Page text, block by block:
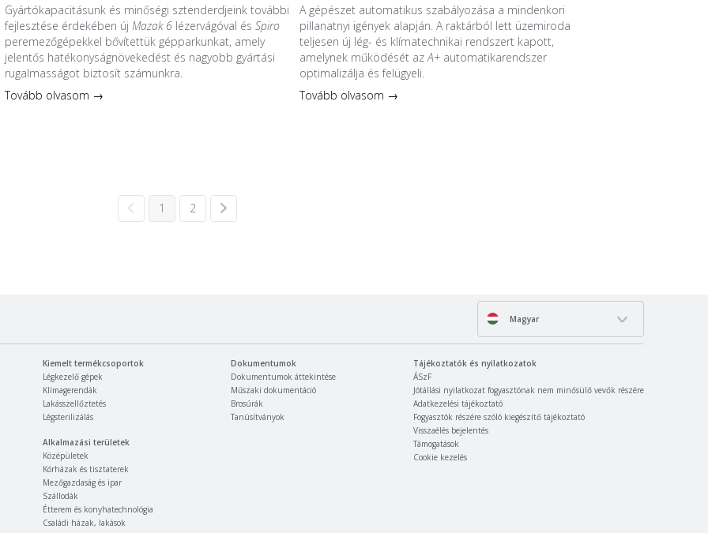
Gyártókapacitásunk és minőségi sztenderdjeink további
fejlesztése érdekében új Mazak 6lézervágóval és Spiro
peremezőgépekkel bővítettük gépparkunkat, amely
jelentős hatékonyságnövekedést és nagyobb gyártási
rugalmasságot biztosít számunkra.
Tovább olvasom →
A gépészet automatikus szabályozása a mindenkori
pillanatnyi igények alapján. A raktárból lett üzemiroda
teljesen új lég- és klímatechnikai rendszert kapott,
amelynek működését azA+ automatikarendszer
optimalizálja és felügyeli.
Tovább olvasom →
1 2
Magyar
Kiemelt termékcsoportok
Légkezelő gépek
Klímagerendák
Lakásszellőztetés
Légsterilizálás
Alkalmazási területek
Középületek
Kórházak és tisztaterek
Mezőgazdaság és ipar
Szállodák
Étterem és konyhatechnológia
Családi házak, lakások
Dokumentumok
Dokumentumok áttekintése
Műszaki dokumentáció
Brosúrák
Tanúsítványok
Tájékoztatók és nyilatkozatok
ÁSzF
Jótállási nyilatkozat fogyasztónak nem minősülő vevők részére
Adatkezelési tájékoztató
Fogyasztók részére szóló kiegészítő tájékoztató
Visszaélés bejelentés
Támogatások
Cookie kezelés